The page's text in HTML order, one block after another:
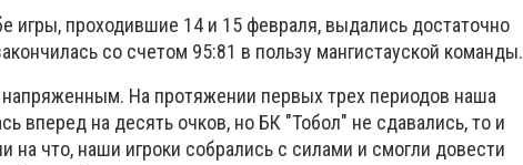
игры, проходившие 14 и 15 февраля, выдались достаточно
со счетом 95:81 в пользу мангистауской команды.
На протяжении первых трех периодов наша
вперед на десять очков, но БК "Тобол" не сдавались, то и
на что, наши игроки собрались с силами и смогли довести